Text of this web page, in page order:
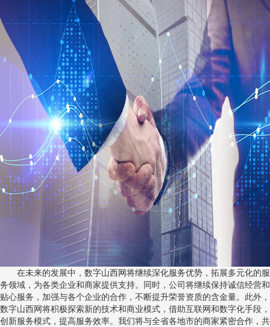
在未来的发展中，数字山西网将继续深化服务优势，拓展多元化的服
务领域，为各类企业和商家提供支持。同时，公司将继续保持诚信经营和
贴心服务，加强与各个企业的合作，不断提升荣誉资质的含金量。此外，
数字山西网将积极探索新的技术和商业模式，借助互联网和数字化手段，
创新服务模式，提高服务效率。我们将与全省各地市的商家紧密合作，共